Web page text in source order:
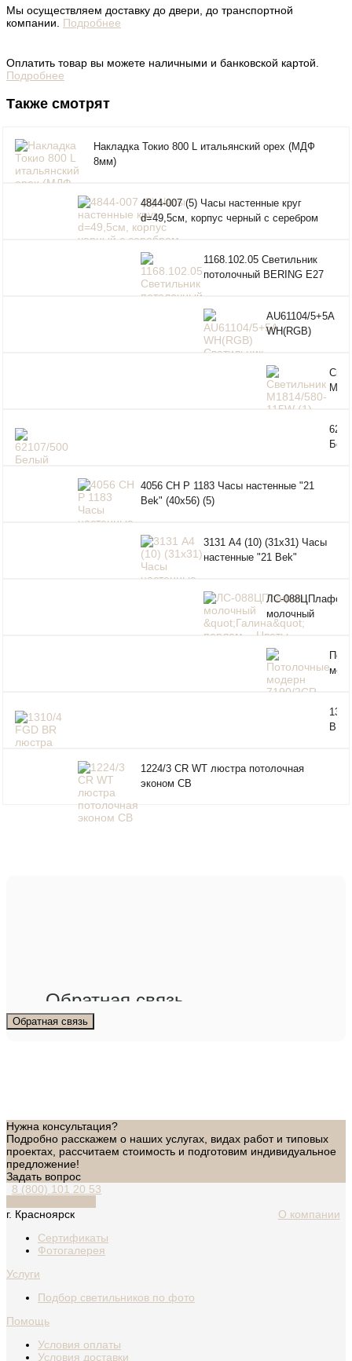
Мы осуществляем доставку до двери, до транспортной
компании. Подробнее
Оплатить товар вы можете наличными и банковской картой.
Подробнее
Также смотрят
Накладка Токио 800 L итальянский орех (МДФ
8мм)
4844-007 (5) Часы настенные круг
d=49,5см, корпус черный с серебром
"Классика" "Рубин"
1168.102.05 Светильник
потолочный BERING E27
AU61104/5+5A
WH(RGB)
190W+11W
3000-6000K
DIMMER ПДУ
4056 СН Р 1183 Часы настенные "21
Bek" (40х56) (5)
3131 А4 (10) (31х31) Часы
настенные "21 Bek"
ЛС-088ЦПлафон
молочный
"Галина"
ЛС-088Ц
BR
1224/3 CR WT люстра потолочная
эконом СВ
Обратная связь
Обратная связь
Нужна консультация?
Подробно расскажем о наших услугах, видах работ и типовых
проектах, рассчитаем стоимость и подготовим индивидуальное
предложение!
Задать вопрос
8 (800) 101 20 53
г. Красноярск
О компании
Сертификаты
Фотогалерея
Услуги
Подбор светильников по фото
Помощь
Условия оплаты
Условия доставки